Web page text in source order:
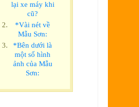
lại xe máy khi
cũ?
*Vài nét về
Mẫu Sơn:
*Bên dưới là
một số hình
ảnh của Mẫu
Sơn: